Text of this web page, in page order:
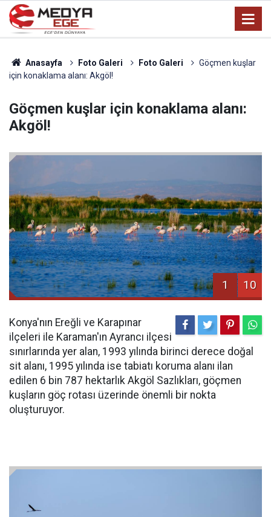
Anasayfa Foto Galeri Foto Galeri
Göçmen kuşlar
için konaklama alanı: Akgöl!
Göçmen kuşlar için konaklama alanı:
Akgöl!
1 10
Konya'nın Ereğli ve Karapınar
ilçeleri ile Karaman'ın Ayrancı ilçesi
sınırlarında yer alan, 1993 yılında birinci derece doğal
sit alanı, 1995 yılında ise tabiatı koruma alanı ilan
edilen 6 bin 787 hektarlık Akgöl Sazlıkları, göçmen
kuşların göç rotası üzerinde önemli bir nokta
oluşturuyor.